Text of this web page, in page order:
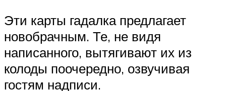
Эти карты гадалка предлагает
новобрачным. Те, не видя
написанного, вытягивают их из
колоды поочередно, озвучивая
гостям надписи.